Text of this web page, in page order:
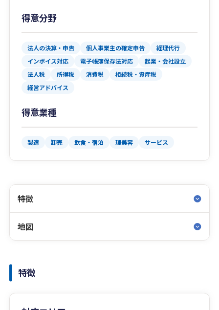
得意分野
法人の決算・申告 個人事業主の確定申告
経理代行
インボイス対応
電子帳簿保存法対応
起業・会社設立
法人税
所得税 消費税
相続税・資産税
経営アドバイス
得意業種
製造 卸売 飲食・宿泊 理美容 サービス
特徴
地図
特徴